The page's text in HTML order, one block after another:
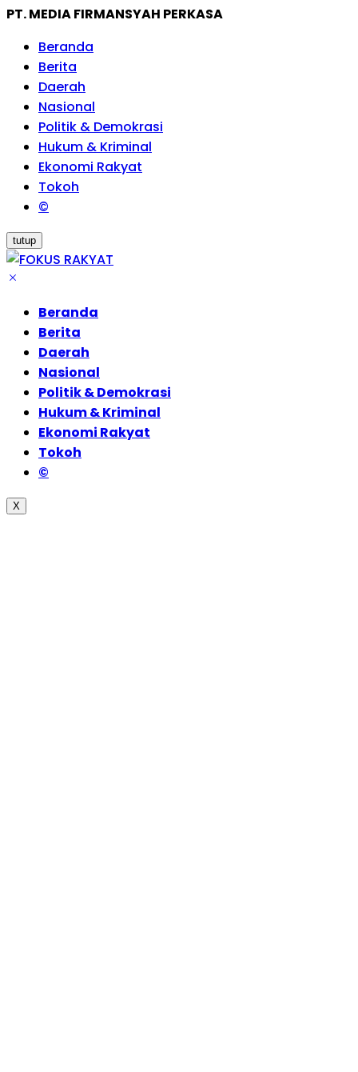
PT. MEDIA FIRMANSYAH PERKASA
Beranda
Berita
Daerah
Nasional
Politik & Demokrasi
Hukum & Kriminal
Ekonomi Rakyat
Tokoh
©
tutup
Beranda
Berita
Daerah
Nasional
Politik & Demokrasi
Hukum & Kriminal
Ekonomi Rakyat
Tokoh
©
X